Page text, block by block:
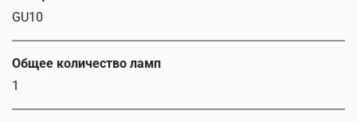
GU10
Общее количество ламп
1